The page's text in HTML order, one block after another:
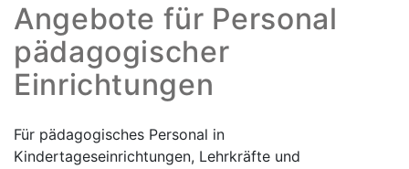
Angebote für Personal
pädagogischer
Einrichtungen
Für pädagogisches Personal in
Kindertageseinrichtungen, Lehrkräfte und